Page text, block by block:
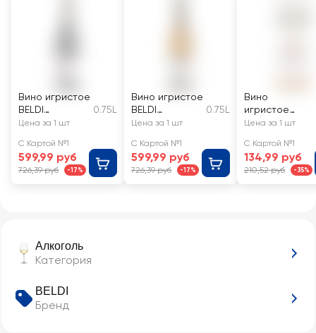
Алкоголь
Категория
BELDI
Бренд
Вино игристое
BELDI
Lambrusco
жемчужное
красное
полусладкое
0.75L
Цена за 1 шт
С Картой №1
599,99 руб
726,39 руб -17%
Вино игристое
BELDI
Lambrusco
жемчужное
белое
полусладкое
0.75L
Цена за 1 шт
С Картой №1
599,99 руб
726,39 руб -17%
Вино
игристое
AGIOTAGE
розовое
полусладкое
Цена за 1 шт
С Картой №1
134,99 руб
210,52 руб -35%